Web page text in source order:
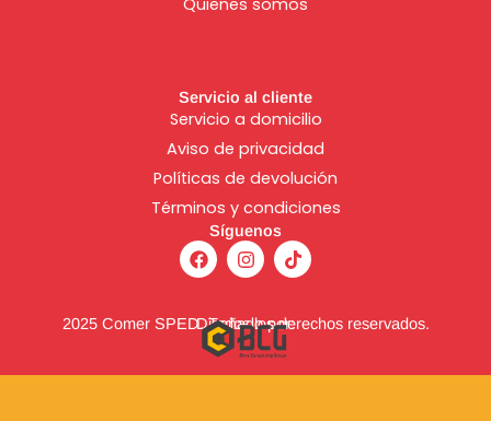
Servicio al cliente
Servicio a domicilio
Aviso de privacidad
Políticas de devolución
Términos y condiciones
Síguenos
F
a
c
b
o
o
k
I
n
s
a
g
r
a
T
i
k
o
2025 Comer SPED. Todos los derechos reservados.
Diseñado por: